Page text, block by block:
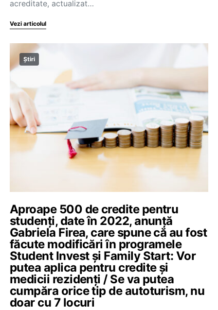
acreditate, actualizat…
Vezi articolul
Știri
Aproape 500 de credite pentru
studenți, date în 2022, anunță
Gabriela Firea, care spune că au fost
făcute modificări în programele
Student Invest și Family Start: Vor
putea aplica pentru credite și
medicii rezidenți / Se va putea
cumpăra orice tip de autoturism, nu
doar cu 7 locuri